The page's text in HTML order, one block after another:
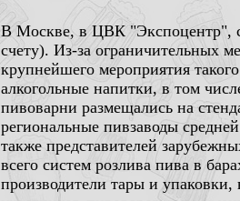
В Москве, в ЦВК "Экспоцентр", с
счету). Из-за ограничительных
крупнейшего мероприятия
алкогольные напитки, в том
пивоварни размещались на
региональные пивзаводы
также представителей
всего систем розлива пива в
производители тары и